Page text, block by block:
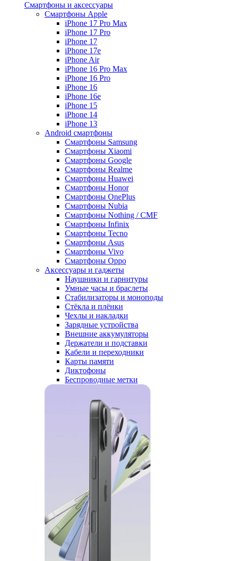
Смартфоны и аксессуары
Смартфоны Apple
iPhone 17 Pro Max
iPhone 17 Pro
iPhone 17
iPhone 17e
iPhone Air
iPhone 16 Pro Max
iPhone 16 Pro
iPhone 16
iPhone 16e
iPhone 15
iPhone 14
iPhone 13
Android cмартфоны
Смартфоны Samsung
Смартфоны Xiaomi
Смартфоны Google
Смартфоны Realme
Смартфоны Huawei
Смартфоны Honor
Смартфоны OnePlus
Смартфоны Nubia
Смартфоны Nothing / CMF
Смартфоны Infinix
Смартфоны Tecno
Смартфоны Asus
Смартфоны Vivo
Смартфоны Oppo
Аксессуары и гаджеты
Наушники и гарнитуры
Умные часы и браслеты
Стабилизаторы и моноподы
Стёкла и плёнки
Чехлы и накладки
Зарядные устройства
Внешние аккумуляторы
Держатели и подставки
Кабели и переходники
Карты памяти
Диктофоны
Беспроводные метки